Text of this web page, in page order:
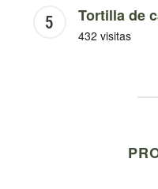
Tortilla de
432 visitas